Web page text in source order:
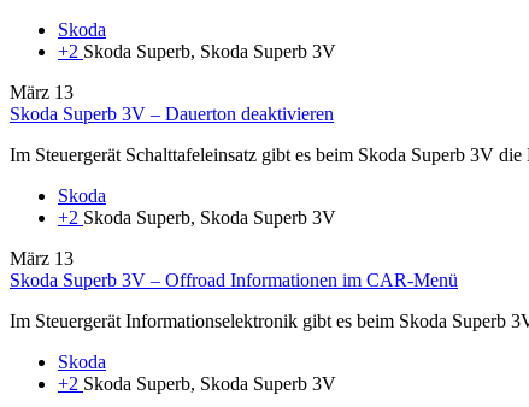
Skoda
+2 Skoda Superb, Skoda Superb 3V
März 13
Skoda Superb 3V – Dauerton deaktivieren
Im Steuergerät Schalttafeleinsatz gibt es beim Skoda Superb 3V
Skoda
+2 Skoda Superb, Skoda Superb 3V
März 13
Skoda Superb 3V – Offroad Informationen im CAR-Menü
Im Steuergerät Informationselektronik gibt es beim Skoda Superb
Skoda
+2 Skoda Superb, Skoda Superb 3V